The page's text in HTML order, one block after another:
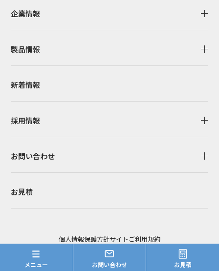
メニュー お問い合わせ お見積
企業情報
製品情報
新着情報
採用情報
お問い合わせ
お見積
個人情報保護方針サイトご利用規約
Copyright© Heart Co.,Ltd. All Right Reserved.